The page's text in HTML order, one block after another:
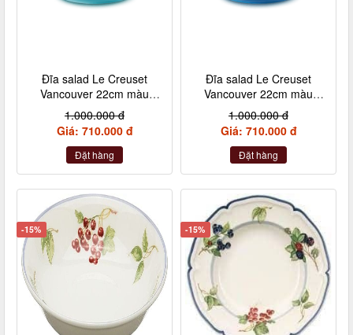
Đĩa salad Le Creuset
Vancouver 22cm màu
xanh caribe
1.000.000 đ
Giá: 710.000 đ
Đặt hàng
Đĩa salad Le Creuset
Vancouver 22cm màu
xanh marseille
1.000.000 đ
Giá: 710.000 đ
Đặt hàng
-15% -15%